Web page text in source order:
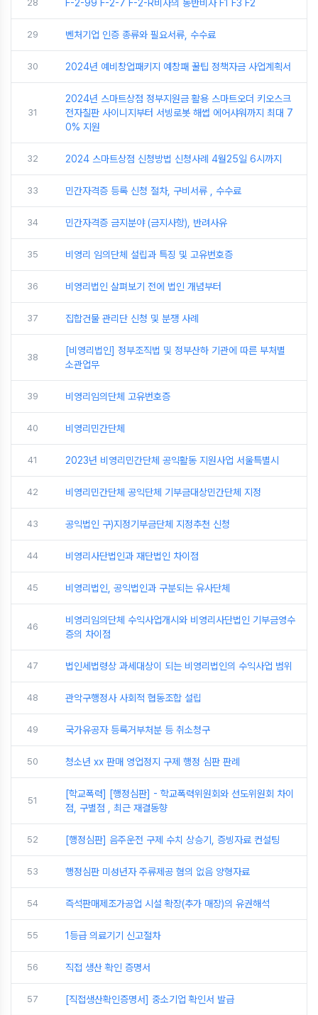
28 F-2-99 F-2-7 F-2-R비자의 동반비자 F1 F3 F2
29 벤처기업 인증 종류와 필요서류, 수수료
30 2024년 예비창업패키지 예창패 꿀팁 정책자금 사업계획서
31
2024년 스마트상점 정부지원금 활용 스마트오더 키오스크
전자칠판 사이니지부터 서빙로봇 해썹 에어샤워까지 최대 7
0% 지원
32 2024 스마트상점 신청방법 신청사례 4월25일 6시까지
33 민간자격증 등록 신청 절차, 구비서류 , 수수료
34 민간자격증 금지분야 (금지사항), 반려사유
35 비영리 임의단체 설립과 특징 및 고유번호증
36 비영리법인 살펴보기 전에 법인 개념부터
37 집합건물 관리단 신청 및 분쟁 사례
38
[비영리법인] 정부조직법 및 정부산하 기관에 따른 부처별
소관업무
39 비영리임의단체 고유번호증
40 비영리민간단체
41 2023년 비영리민간단체 공익활동 지원사업 서울특별시
42 비영리민간단체 공익단체 기부금대상민간단체 지정
43 공익법인 구)지정기부금단체 지정추천 신청
44 비영리사단법인과 재단법인 차이점
45 비영리법인, 공익법인과 구분되는 유사단체
46
비영리임의단체 수익사업개시와 비영리사단법인 기부금영수
증의 차이점
47 법인세법령상 과세대상이 되는 비영리법인의 수익사업 범위
48 관악구행정사 사회적 협동조합 설립
49 국가유공자 등록거부처분 등 취소청구
50 청소년 xx 판매 영업정지 구제 행정 심판 판례
51
[학교폭력] [행정심판] - 학교폭력위원회와 선도위원회 차이
점, 구별점 , 최근 재결동향
52 [행정심판] 음주운전 구제 수치 상승기, 증빙자료 컨설팅
53 행정심판 미성년자 주류제공 혐의 없음 양형자료
54 즉석판매제조가공업 시설 확장(추가 매장)의 유권해석
55 1등급 의료기기 신고절차
56 직접 생산 확인 증명서
57 [직접생산확인증명서] 중소기업 확인서 발급